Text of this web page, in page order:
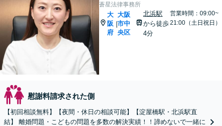
蒼星法律事務所
大
阪
府
|
大阪
市中
央区
北浜駅
から徒歩
4分
営業時間：09:00~
21:00（土日祝日）
慰謝料請求された側
【初回相談無料】【夜間・休日の相談可能】【淀屋橋駅・北浜駅直
結】 離婚問題・こどもの問題を多数の解決実績！！諦めないで一緒に